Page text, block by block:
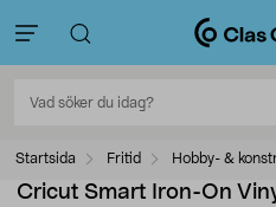
Startsida Fritid Hobby- &
Cricut Smart Iron-On